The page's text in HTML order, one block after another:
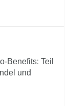
Benefits: Teil
und